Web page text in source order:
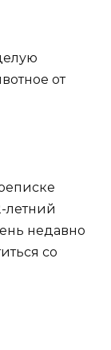
от
летний
недавно
со